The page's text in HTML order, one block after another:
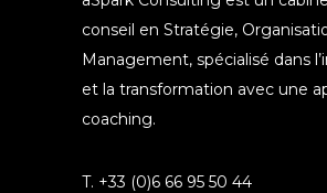
conseil en Stratégie,
Management, spécialisé dans
et la transformation avec une
coaching.
T. +33 (0)6 66 95 50 44